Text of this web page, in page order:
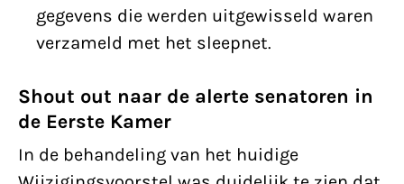
gegevens die werden uitgewisseld waren
verzameld met het sleepnet.
Shout out naar de alerte senatoren in
de Eerste Kamer
In de behandeling van het huidige